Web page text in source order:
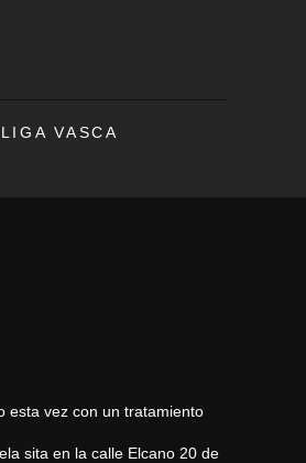
LIGA VASCA
esta vez con un tratamiento
sita en la calle Elcano 20 de